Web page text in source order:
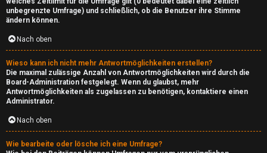
unbegrenzte Umfrage) und schließlich, ob die Benutzer ihre Stimme
ändern können.
Nach oben
Wieso kann ich nicht mehr Antwortmöglichkeiten erstellen?
Die maximal zulässige Anzahl von Antwortmöglichkeiten wird durch die
Board-Administration festgelegt. Wenn du glaubst, mehr
Antwortmöglichkeiten als zugelassen zu benötigen, kontaktiere einen
Administrator.
Nach oben
Wie bearbeite oder lösche ich eine Umfrage?
l
o
a
d
A
r
e